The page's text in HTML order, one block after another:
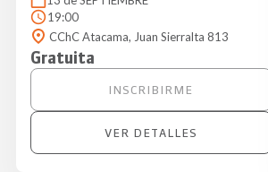
19:00
CChC Atacama, Juan Sierralta 813
Gratuita
INSCRIBIRME
VER DETALLES